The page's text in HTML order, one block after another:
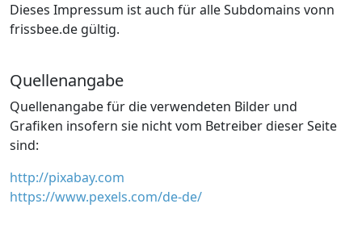
Dieses Impressum ist auch für alle Subdomains vonn
frissbee.de gültig.
Quellenangabe
Quellenangabe für die verwendeten Bilder und
Grafiken insofern sie nicht vom Betreiber dieser Seite
sind:
http://pixabay.com
https://www.pexels.com/de-de/